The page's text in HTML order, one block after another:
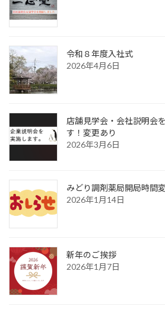
令和８年度入社式
2026年4月6日
店舗見学会・会社説明会
す！変更あり
2026年3月6日
みどり調剤薬局開局時間
2026年1月14日
新年のご挨拶
2026年1月7日